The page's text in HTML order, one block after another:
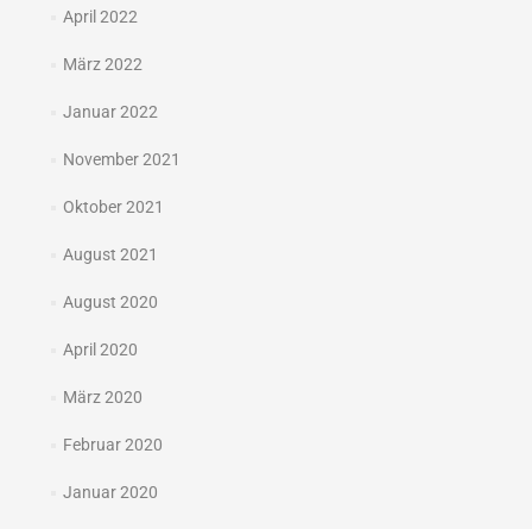
April 2022
März 2022
Januar 2022
November 2021
Oktober 2021
August 2021
August 2020
April 2020
März 2020
Februar 2020
Januar 2020